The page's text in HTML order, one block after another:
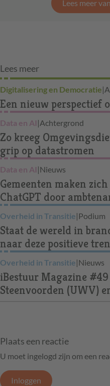
Lees meer
Lees meer
Digitalisering en Democratie|
Een nieuw perspectief
Data en AI |Achtergrond
Zo kreeg
grip op datastromen
Data en AI |Nieuws
Gemeenten maken
ChatGPT door
Overheid in Transitie|Podium
Staat de wereld in
naar deze positieve
Overheid in Transitie|Nieuws
iBestuur Magazine #49
Steenvoorden (UWV)
Plaats een reactie
U moet ingelogd zijn om een
Inloggen